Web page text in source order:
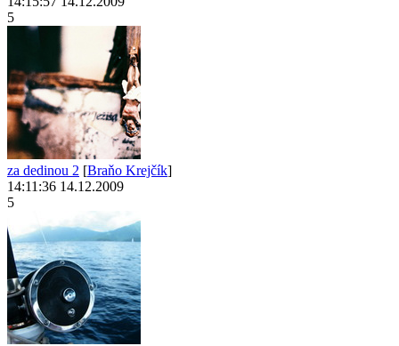
5
za dedinou 2 [Braňo Krejčík]
14:11:36 14.12.2009
5